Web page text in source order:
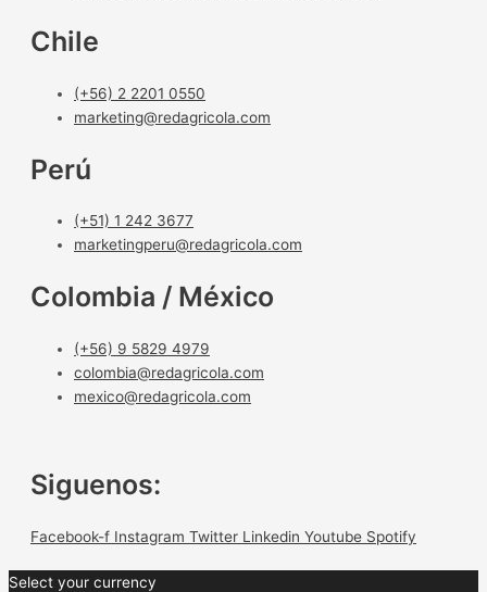
Chile
(+56) 2 2201 0550
marketing@redagricola.com
Perú
(+51) 1 242 3677
marketingperu@redagricola.com
Colombia / México
(+56) 9 5829 4979
colombia@redagricola.com
mexico@redagricola.com
Siguenos:
Facebook-f Instagram Twitter Linkedin Youtube Spotify
Select your currency